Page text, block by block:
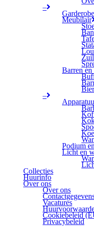
–
Meubilair
Barren
–
Podium
Licht en
Collecties
Huurinfo
Over ons
Over ons
Vacatures
Cookiebeleid
Privacybeleid